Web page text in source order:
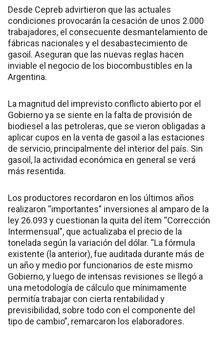
Desde Cepreb advirtieron que las actuales
condiciones provocarán la cesación de unos 2.000
trabajadores, el consecuente desmantelamiento de
fábricas nacionales y el desabastecimiento de
gasoil. Aseguran que las nuevas reglas hacen
inviable el negocio de los biocombustibles en la
Argentina.
La magnitud del imprevisto conflicto abierto por el
Gobierno ya se siente en la falta de provisión de
biodiesel a las petroleras, que se vieron obligadas a
aplicar cupos en la venta de gasoil a las estaciones
de servicio, principalmente del interior del país. Sin
gasoil, la actividad económica en general se verá
más resentida.
Los productores recordaron en los últimos años
realizaron “importantes” inversiones al amparo de la
ley 26.093 y cuestionan la quita del ítem “Corrección
Intermensual”, que actualizaba el precio de la
tonelada según la variación del dólar. “La fórmula
existente (la anterior), fue auditada durante más de
un año y medio por funcionarios de este mismo
Gobierno, y luego de intensas revisiones se llegó a
una metodología de cálculo que mínimamente
permitía trabajar con cierta rentabilidad y
previsibilidad, sobre todo con el componente del
tipo de cambio”, remarcaron los elaboradores.